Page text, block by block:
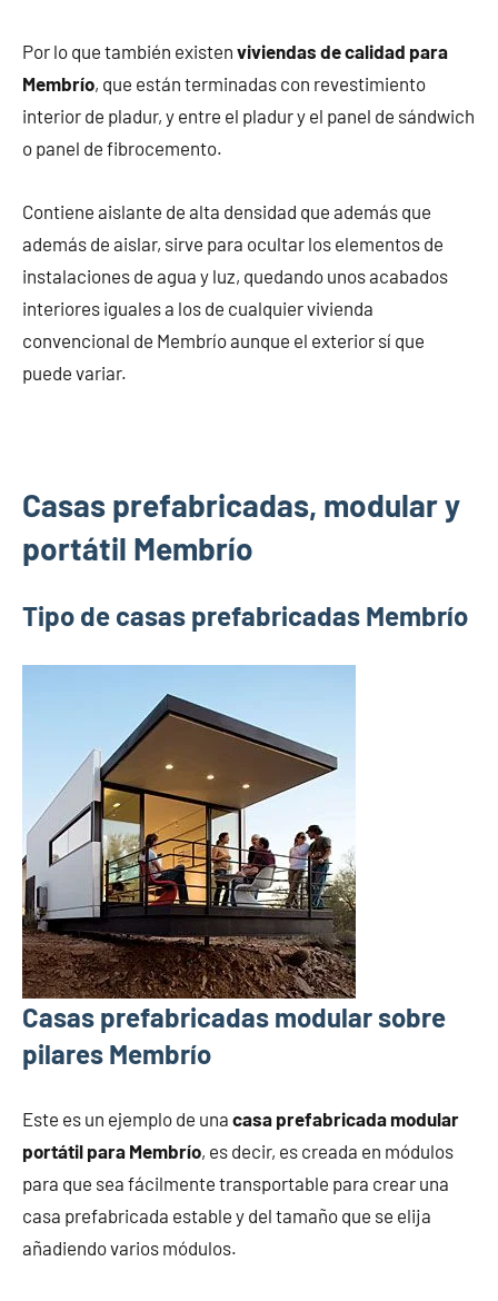
Por lo que también existen viviendas de calidad para
Membrío, que están terminadas con revestimiento
interior de pladur, y entre el pladur y el panel de sándwich
o panel de fibrocemento.
Contiene aislante de alta densidad que además que
además de aislar, sirve para ocultar los elementos de
instalaciones de agua y luz, quedando unos acabados
interiores iguales a los de cualquier vivienda
convencional de Membrío aunque el exterior sí que
puede variar.
Casas prefabricadas, modular y
portátil Membrío
Tipo de casas prefabricadas Membrío
Casas prefabricadas modular sobre
pilares Membrío
Este es un ejemplo de una casa prefabricada modular
portátil para Membrío, es decir, es creada en módulos
para que sea fácilmente transportable para crear una
casa prefabricada estable y del tamaño que se elija
añadiendo varios módulos.